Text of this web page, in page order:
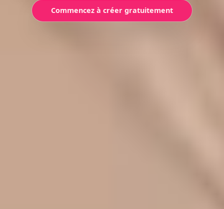
Commencez à créer gratuitement